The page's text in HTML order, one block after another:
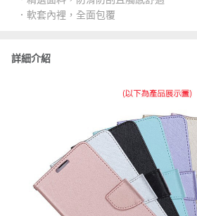
．軟套內裡，全面包覆
詳細介紹